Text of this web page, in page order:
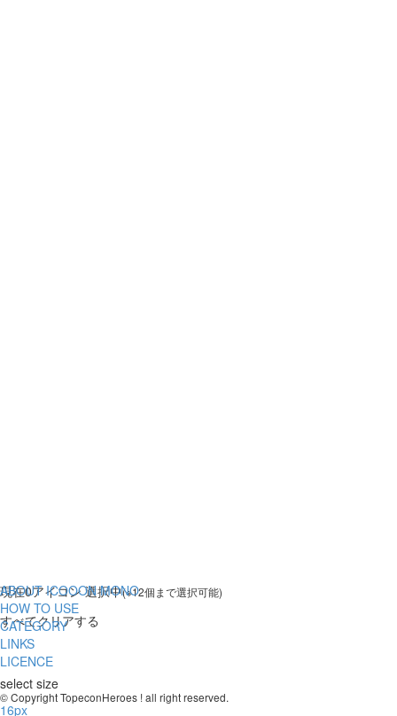
現在0アイコン 選択中(※12個まで選択可能)
すべてクリアする
select size
16px
ABOUT ICOOON MONO
HOW TO USE
CATEGORY
LINKS
LICENCE
© Copyright TopeconHeroes ! all right reserved.